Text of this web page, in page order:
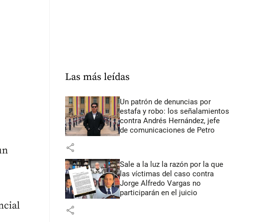
Las más leídas
Un patrón de denuncias por
estafa y robo: los señalamientos
contra Andrés Hernández, jefe
de comunicaciones de Petro
share
Sale a la luz la razón por la que
las víctimas del caso contra
Jorge Alfredo Vargas no
participarán en el juicio
share